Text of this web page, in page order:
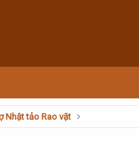
Nhật tảo Rao vặt